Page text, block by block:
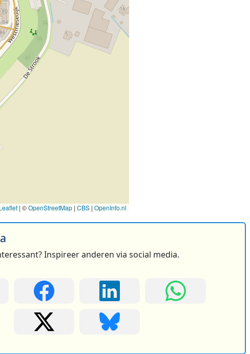
| ©OpenStreetMap | CBS | OpenInfo.nl
Inspireer anderen via social media.